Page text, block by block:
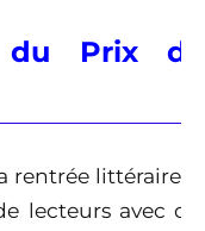
du Prix
rentrée littéraire
lecteurs avec